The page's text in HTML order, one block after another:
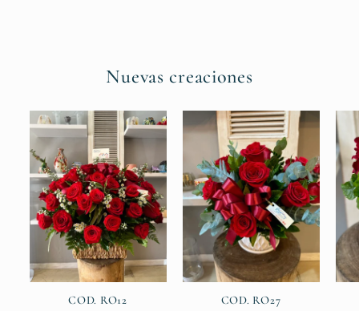
Nuevas creaciones
COD. RO12 COD. RO27